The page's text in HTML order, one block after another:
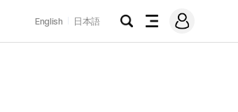
English 日本語
검
전
메
그